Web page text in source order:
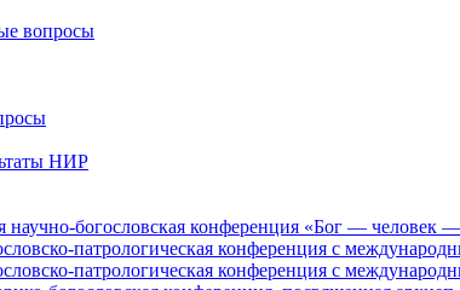
вопросы
НИР
научно-богословская конференция «Бог — человек
патрологическая конференция с
патрологическая конференция с